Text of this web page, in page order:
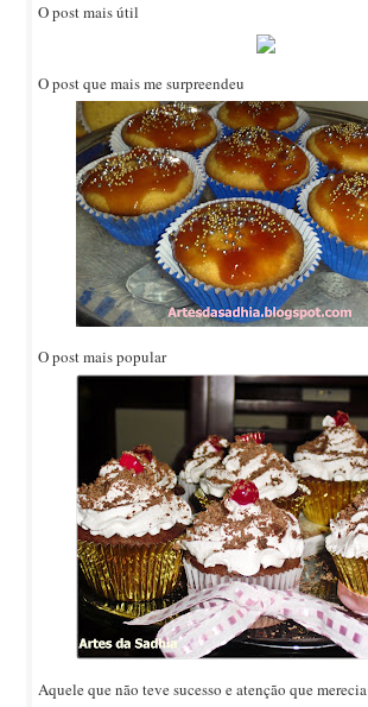
O post mais útil
O post que mais me surpreendeu
O post mais popular
Aquele que não teve sucesso e atenção que merecia